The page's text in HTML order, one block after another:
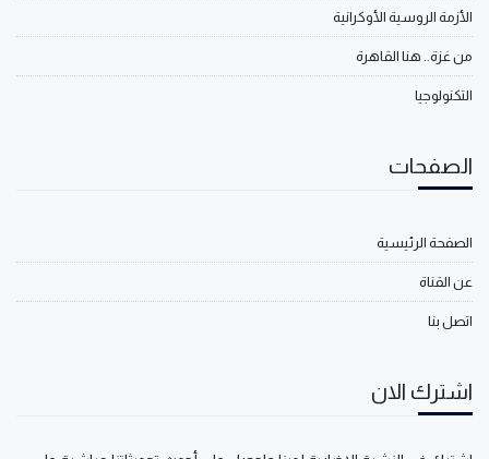
الأزمة الروسية الأوكرانية
من غزة.. هنا القاهرة
التكنولوجيا
الصفحات
الصفحة الرئيسية
عن القناة
اتصل بنا
اشترك الان